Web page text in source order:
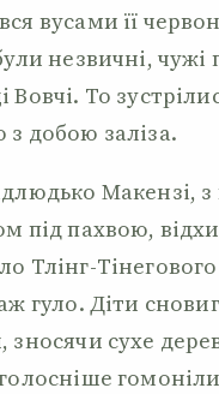
вусами її
незвичні, чужі
Вовчі. То
добою заліза.
Макензі,
під пахвою,
Тлінг-
гуло. Діти
зносячи сухе